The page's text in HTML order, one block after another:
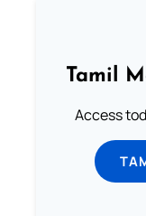
Tamil
Access